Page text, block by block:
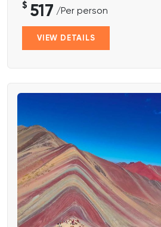
$ 517 /Per person
VIEW DETAILS